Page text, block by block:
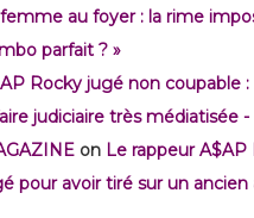
au foyer : la rime
parfait ? »
Rocky jugé non coupable
judiciaire très médiatisée
on Le rappeur
pour avoir tiré sur un ancien